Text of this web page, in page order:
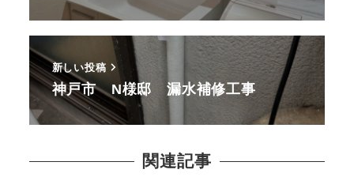
新しい投稿
神戸市 N様邸 漏水補修工事
関連記事